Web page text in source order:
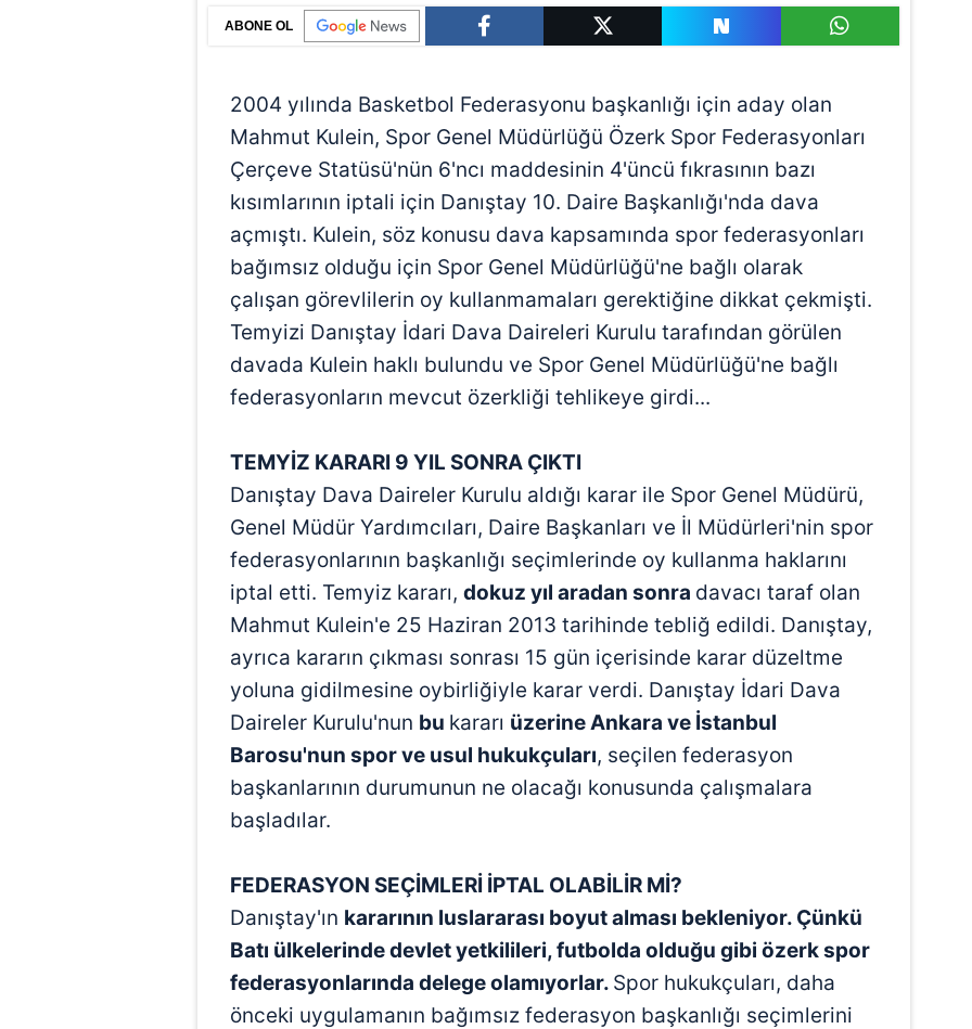
ABONE OL
2004 yılında Basketbol Federasyonu başkanlığı için aday olan
Mahmut Kulein, Spor Genel Müdürlüğü Özerk Spor Federasyonları
Çerçeve Statüsü'nün 6'ncı maddesinin 4'üncü fıkrasının bazı
kısımlarının iptali için Danıştay 10. Daire Başkanlığı'nda dava
açmıştı. Kulein, söz konusu dava kapsamında spor federasyonları
bağımsız olduğu için Spor Genel Müdürlüğü'ne bağlı olarak
çalışan görevlilerin oy kullanmamaları gerektiğine dikkat çekmişti.
Temyizi Danıştay İdari Dava Daireleri Kurulu tarafından görülen
davada Kulein haklı bulundu ve Spor Genel Müdürlüğü'ne bağlı
federasyonların mevcut özerkliği tehlikeye girdi...
TEMYİZ KARARI 9 YIL SONRA ÇIKTI
Danıştay Dava Daireler Kurulu aldığı karar ile Spor Genel Müdürü,
Genel Müdür Yardımcıları, Daire Başkanları ve İl Müdürleri'nin spor
federasyonlarının başkanlığı seçimlerinde oy kullanma haklarını
iptal etti. Temyiz kararı, dokuz yıl aradan sonra davacı taraf olan
Mahmut Kulein'e 25 Haziran 2013 tarihinde tebliğ edildi. Danıştay,
ayrıca kararın çıkması sonrası 15 gün içerisinde karar düzeltme
yoluna gidilmesine oybirliğiyle karar verdi. Danıştay İdari Dava
Daireler Kurulu'nun bu kararı üzerine Ankara ve İstanbul
Barosu'nun spor ve usul hukukçuları, seçilen federasyon
başkanlarının durumunun ne olacağı konusunda çalışmalara
başladılar.
FEDERASYON SEÇİMLERİ İPTAL OLABİLİR Mİ?
Danıştay'ın kararının luslararası boyut alması bekleniyor. Çünkü
Batı ülkelerinde devlet yetkilileri, futbolda olduğu gibi özerk spor
federasyonlarında delege olamıyorlar. Spor hukukçuları, daha
önceki uygulamanın bağımsız federasyon başkanlığı seçimlerini